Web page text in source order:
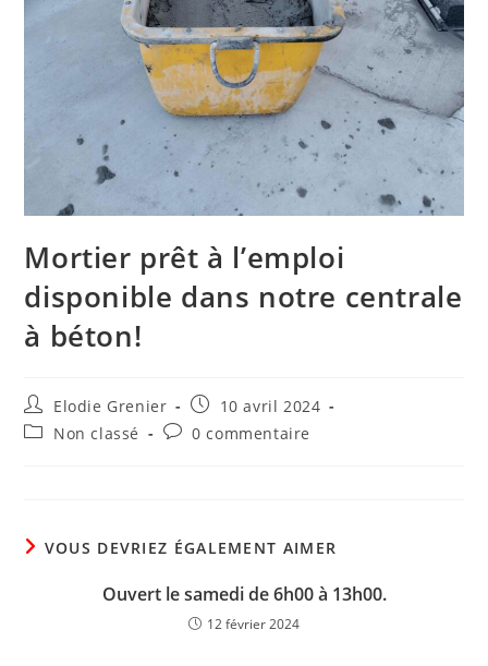
Mortier prêt à l’emploi
disponible dans notre centrale
à béton!
Elodie Grenier
10 avril 2024
Non classé
0 commentaire
VOUS DEVRIEZ ÉGALEMENT AIMER
Ouvert le samedi de 6h00 à 13h00.
12 février 2024